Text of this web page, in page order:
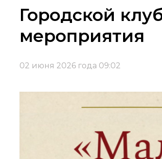
Городской
мероприятия
02 июня 2026 года 09:02